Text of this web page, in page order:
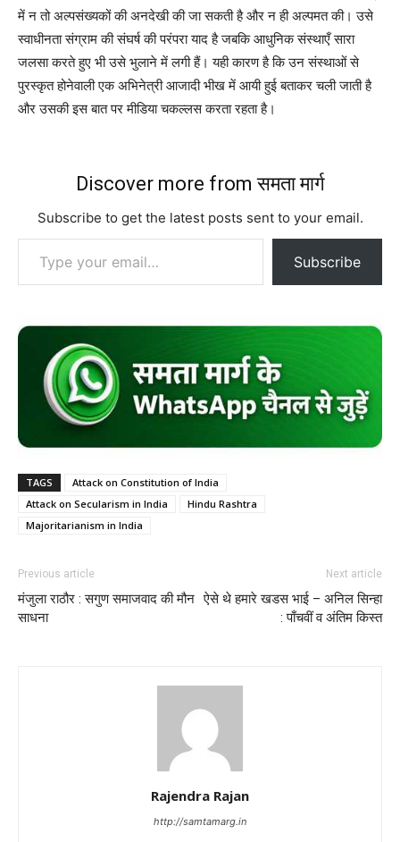
में न तो अल्पसंख्यकों की अनदेखी की जा सकती है और न ही अल्पमत की। उसे
स्वाधीनता संग्राम की संघर्ष की परंपरा याद है जबकि आधुनिक संस्थाएँ सारा
जलसा करते हुए भी उसे भुलाने में लगी हैं। यही कारण है कि उन संस्थाओं से
पुरस्कृत होनेवाली एक अभिनेत्री आजादी भीख में आयी हुई बताकर चली जाती है
और उसकी इस बात पर मीडिया चकल्लस करता रहता है।
Discover more from समता मार्ग
Subscribe to get the latest posts sent to your email.
Type your email…
Subscribe
TAGS
Attack on Constitution of India
Attack on Secularism in India
Hindu Rashtra
Majoritarianism in India
Previous article
मंजुला राठौर : सगुण समाजवाद की मौन
साधना
Next article
ऐसे थे हमारे खडस भाई – अनिल सिन्हा
: पाँचवीं व अंतिम किस्त
Rajendra Rajan
http://samtamarg.in